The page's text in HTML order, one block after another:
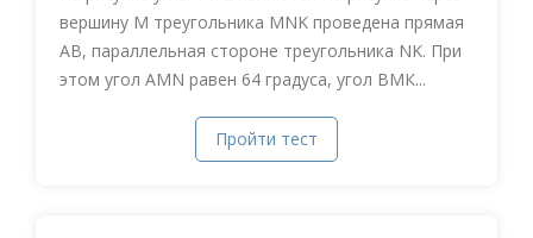
вершину М треугольника MNK проведена прямая
АВ, параллельная стороне треугольника NK. При
этом угол АMN равен 64 градуса, угол ВМК...
Пройти тест